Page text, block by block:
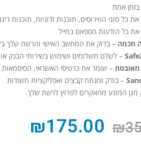
אמת
כל סוגי הווירוסים, תוכנות זדוניות, תוכנות
כל הודעות הספאם במייל
חכמה – בדוק את המחשב האישי והרשת שלך
– לשלם תשלומים ושימוש בשירותי הבנק
– שומר את כרטיסי האשראי, הסיסמאות
– בודק ומנתח קבצים ואפליקציות חשודות
המונע מהאקרים לפרוץ לרשת שלך.
₪
₪175.00